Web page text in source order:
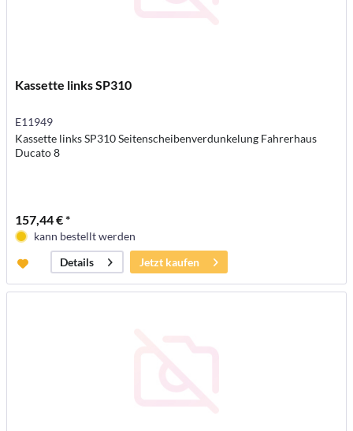
Kassette links SP310
E11949
Kassette links SP310 Seitenscheibenverdunkelung Fahrerhaus
Ducato 8
157,44 € *
kann bestellt werden
Details
Jetzt kaufen